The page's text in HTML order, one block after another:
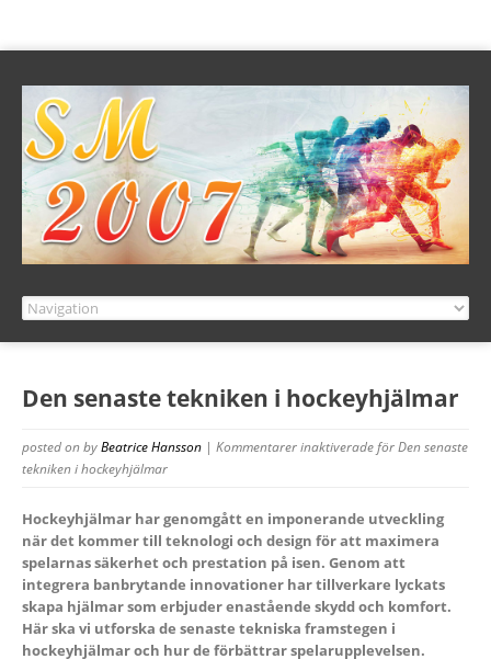
Den senaste tekniken i hockeyhjälmar
posted onbyBeatrice Hansson | Kommentarer inaktiveradeför Den senaste
tekniken i hockeyhjälmar
Hockeyhjälmar har genomgått en imponerande utveckling
när det kommer till teknologi och design för att maximera
spelarnas säkerhet och prestation på isen. Genom att
integrera banbrytande innovationer har tillverkare lyckats
skapa hjälmar som erbjuder enastående skydd och komfort.
Här ska vi utforska de senaste tekniska framstegen i
hockeyhjälmar och hur de förbättrar spelarupplevelsen.